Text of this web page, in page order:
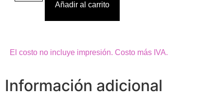
Añadir al carrito
El costo no incluye impresión. Costo más IVA.
Información adicional